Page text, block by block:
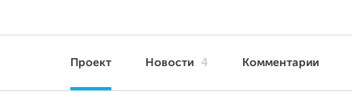
Проект Новости 4 Комментарии